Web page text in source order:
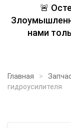
🚨
нами
Главная
гидроусилителя